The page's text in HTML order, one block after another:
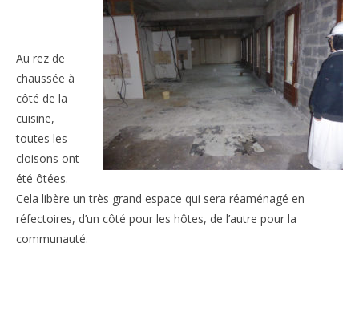
Au rez de
chaussée à
côté de la
cuisine,
toutes les
cloisons ont
été ôtées.
Cela libère un très grand espace qui sera réaménagé en
réfectoires, d’un côté pour les hôtes, de l’autre pour la
communauté.